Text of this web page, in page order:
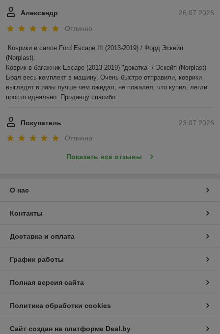
26.07.2026
Александр
Отлично
Коврики в салон Ford Escape III (2013-2019) / Форд Эскейп
(Norplast).
Коврик в багажник Escape (2013-2019) "докатка" / Эскейп (Norplast)
Брал весь комплект в машину. Очень быстро отправили, коврики
выглядят в разы лучше чем ожидал, не пожалел, что купил, легли
просто идеально. Продавцу спасибо.
23.07.2026
Покупатель
Отлично
Показать все отзывы
О нас
Контакты
Доставка и оплата
График работы
Полная версия сайта
Политика обработки cookies
Сайт создан на платформе Deal.by